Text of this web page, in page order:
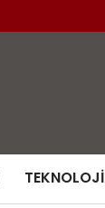
TEKNOLOJI